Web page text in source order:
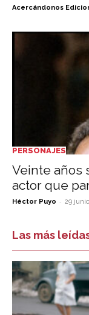
Acercándonos
PERSONAJES
Veinte años
actor que
Héctor Puyo - 29
Las más